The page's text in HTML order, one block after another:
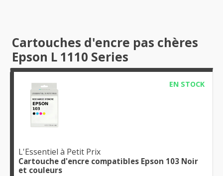
Cartouches d'encre pas chères
Epson L 1110 Series
EN STOCK
L'Essentiel à Petit Prix
Cartouche d'encre compatibles Epson 103 Noir
et couleurs